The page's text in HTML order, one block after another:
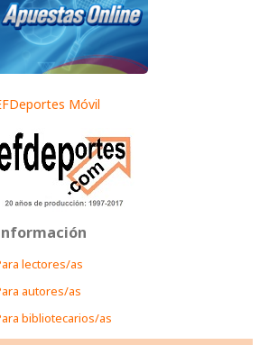
Móvil
lectores/as
autores/as
bibliotecarios/as